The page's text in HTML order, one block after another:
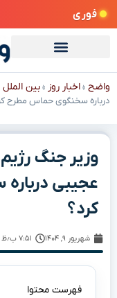
فوری
واضح »اخبار روز »بین الملل
درباره سخنگوی حماس مطرح
وزیر جنگ
عجیبی
کرد؟
شهریور ۹, ۱۴۰۴ ۷:۵۱ ب٫ظ
فهرست محتوا